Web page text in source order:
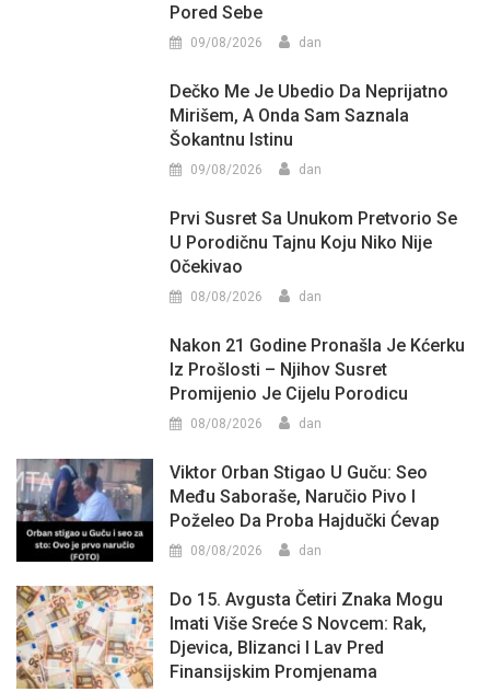
Pored Sebe
09/08/2026 dan
Dečko Me Je Ubedio Da Neprijatno
Mirišem, A Onda Sam Saznala
Šokantnu Istinu
09/08/2026 dan
Prvi Susret Sa Unukom Pretvorio Se
U Porodičnu Tajnu Koju Niko Nije
Očekivao
08/08/2026 dan
Nakon 21 Godine Pronašla Je Kćerku
Iz Prošlosti – Njihov Susret
Promijenio Je Cijelu Porodicu
08/08/2026 dan
Viktor Orban Stigao U Guču: Seo
Među Saboraše, Naručio Pivo I
Poželeo Da Proba Hajdučki Ćevap
08/08/2026 dan
Do 15. Avgusta Četiri Znaka Mogu
Imati Više Sreće S Novcem: Rak,
Djevica, Blizanci I Lav Pred
Finansijskim Promjenama